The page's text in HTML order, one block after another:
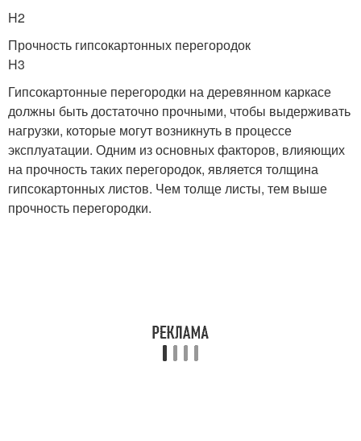
H2
Прочность гипсокартонных перегородок
H3
Гипсокартонные перегородки на деревянном каркасе
должны быть достаточно прочными, чтобы выдерживать
нагрузки, которые могут возникнуть в процессе
эксплуатации. Одним из основных факторов, влияющих
на прочность таких перегородок, является толщина
гипсокартонных листов. Чем толще листы, тем выше
прочность перегородки.